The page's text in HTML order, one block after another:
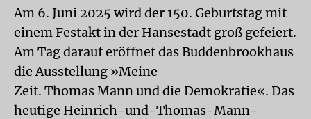
Am 6. Juni 2025 wird der 150. Geburtstag mit
einem Festakt in der Hansestadt groß gefeiert.
Am Tag darauf eröffnet das Buddenbrookhaus
die Ausstellung »Meine
Zeit. Thomas Mann und die Demokratie«. Das
heutige Heinrich-und-Thomas-Mann-